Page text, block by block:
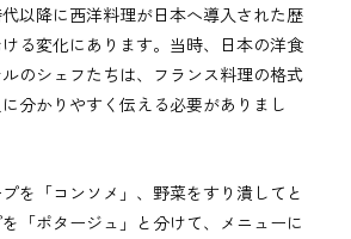
以降に西洋料理が日本へ導入された歴
る変化にあります。当時、日本の洋食
のシェフたちは、フランス料理の格式
分かりやすく伝える必要がありまし
を「コンソメ」、野菜をすり潰してと
「ポタージュ」と分けて、メニューに